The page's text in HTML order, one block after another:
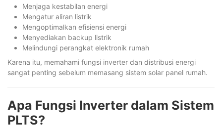
Menjaga kestabilan energi
Mengatur aliran listrik
Mengoptimalkan efisiensi energi
Menyediakan backup listrik
Melindungi perangkat elektronik rumah
Karena itu, memahami fungsi inverter dan distribusi energi
sangat penting sebelum memasang sistem solar panel rumah.
Apa Fungsi Inverter dalam Sistem
PLTS?